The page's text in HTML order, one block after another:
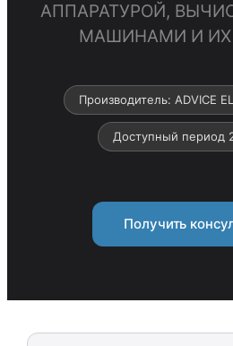
АППАРАТУРОЙ,
МАШИНАМИ И
Производитель: ADVICE
Доступный период
Получить